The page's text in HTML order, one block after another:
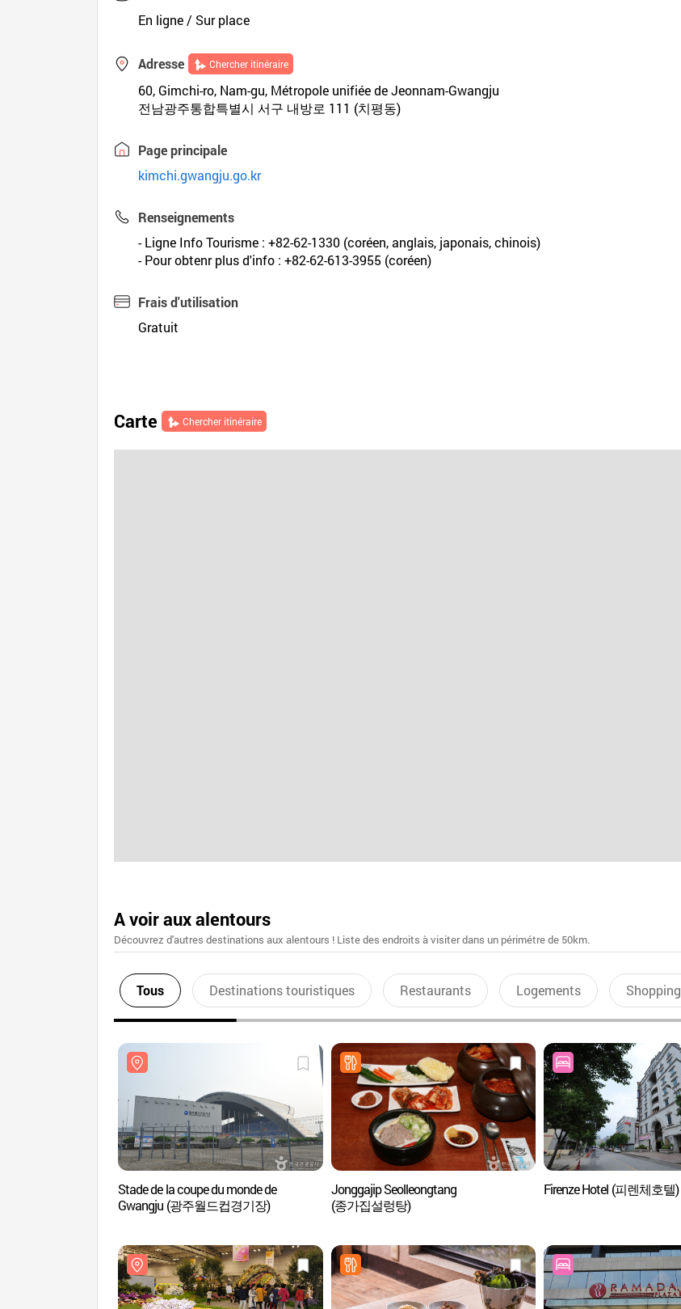
En ligne / Sur place
Adresse Chercher itinéraire
60, Gimchi-ro, Nam-gu, Métropole unifiée de Jeonnam-Gwangju
전남광주통합특별시 서구 내방로 111 (치평동)
Page principale
kimchi.gwangju.go.kr
Renseignements
- Ligne Info Tourisme : +82-62-1330 (coréen, anglais, japonais, chinois)
- Pour obtenr plus d'info : +82-62-613-3955 (coréen)
Frais d'utilisation
Gratuit
Carte Chercher itinéraire
A voir aux alentours
Découvrez d'autres destinations aux alentours ! Liste des endroits à visiter dans un périmétre de 50km.
Tous Destinations touristiques Restaurants Logements Shopping
Stade de la coupe du monde de
Gwangju (광주월드컵경기장)
Jonggajip Seolleongtang
(종가집설렁탕)
Firenze Hotel (피렌체호텔)